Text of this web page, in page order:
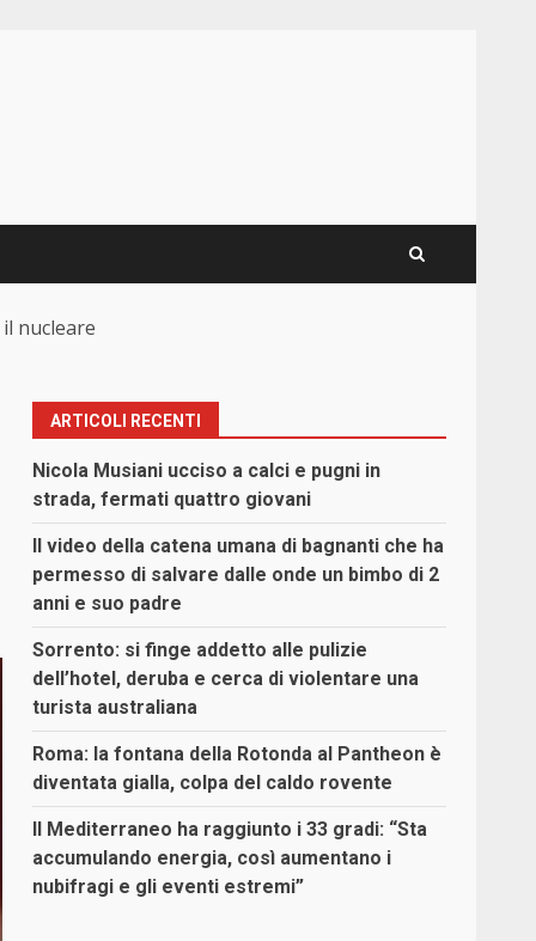
nucleare
ARTICOLI RECENTI
Nicola Musiani ucciso a calci e pugni in
strada, fermati quattro giovani
Il video della catena umana di bagnanti che ha
permesso di salvare dalle onde un bimbo di 2
anni e suo padre
Sorrento: si finge addetto alle pulizie
dell’hotel, deruba e cerca di violentare una
turista australiana
Roma: la fontana della Rotonda al Pantheon è
diventata gialla, colpa del caldo rovente
Il Mediterraneo ha raggiunto i 33 gradi: “Sta
accumulando energia, così aumentano i
nubifragi e gli eventi estremi”